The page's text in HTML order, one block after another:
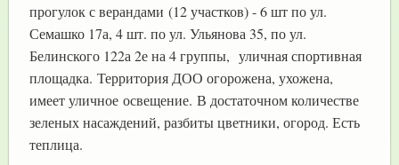
прогулок с верандами (12 участков) - 6 шт по ул.
Семашко 17а, 4 шт. по ул. Ульянова 35, по ул.
Белинского 122а 2е на 4 группы, уличная спортивная
площадка. Территория ДОО огорожена, ухожена,
имеет уличное освещение. В достаточном количестве
зеленых насаждений, разбиты цветники, огород. Есть
теплица.